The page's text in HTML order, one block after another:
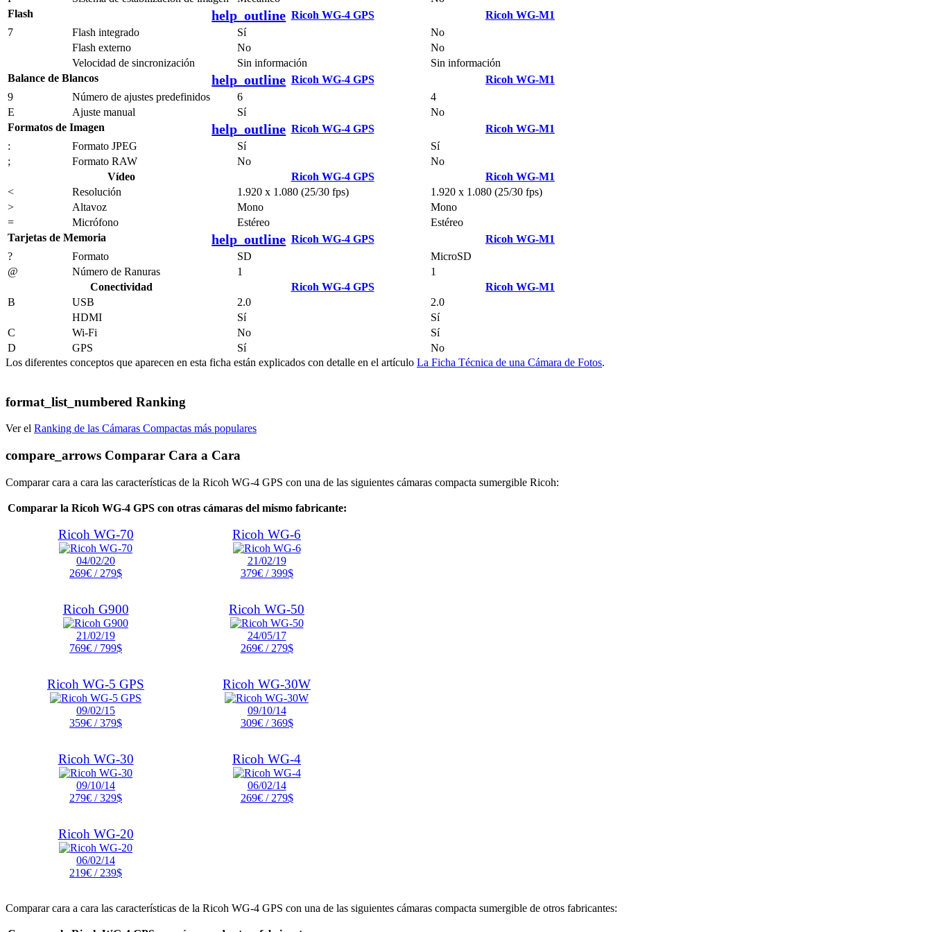
Flash
help_outline Ricoh WG-4 GPS
Ricoh WG-M1
7
Flash integrado Sí
No
Flash externo
No
No
Velocidad de sincronización
Sin información
Sin información
Balance de Blancos
help_outline Ricoh WG-4 GPS
Ricoh WG-M1
9
Número de ajustes predefinidos 6
4
E
Ajuste manual Sí
No
Formatos de Imagen
help_outline Ricoh WG-4 GPS
Ricoh WG-M1
:
Formato JPEG Sí
Sí
;
Formato RAW No
No
Vídeo
Ricoh WG-4 GPS
Ricoh WG-M1
<
Resolución 1.920 x 1.080 (25/30 fps)
1.920 x 1.080 (25/30 fps)
>
Altavoz Mono
Mono
=
Micrófono Estéreo
Estéreo
Tarjetas de Memoria
help_outline Ricoh WG-4 GPS
Ricoh WG-M1
?
Formato SD
MicroSD
@
Número de Ranuras 1
1
Conectividad
Ricoh WG-4 GPS
Ricoh WG-M1
B
USB 2.0
2.0
HDMI
Sí
Sí
C
Wi-Fi No
Sí
D
GPS Sí
No
Los diferentes conceptos que aparecen en esta ficha están explicados con detalle en el artículo La Ficha Técnica de una Cámara de Fotos.
format_list_numbered Ranking
Ver el Ranking de las Cámaras Compactas más populares
compare_arrows Comparar Cara a Cara
Comparar cara a cara las características de la Ricoh WG-4 GPS con una de las siguientes cámaras compacta sumergible Ricoh:
Comparar la Ricoh WG-4 GPS con otras cámaras del mismo fabricante:
Ricoh WG-70
04/02/20
269€ / 279$
Ricoh WG-6
21/02/19
379€ / 399$
Ricoh G900
21/02/19
769€ / 799$
Ricoh WG-50
24/05/17
269€ / 279$
Ricoh WG-5 GPS
09/02/15
359€ / 379$
Ricoh WG-30W
09/10/14
309€ / 369$
Ricoh WG-30
09/10/14
279€ / 329$
Ricoh WG-4
06/02/14
269€ / 279$
Ricoh WG-20
06/02/14
219€ / 239$
Comparar cara a cara las características de la Ricoh WG-4 GPS con una de las siguientes cámaras compacta sumergible de otros fabricantes: